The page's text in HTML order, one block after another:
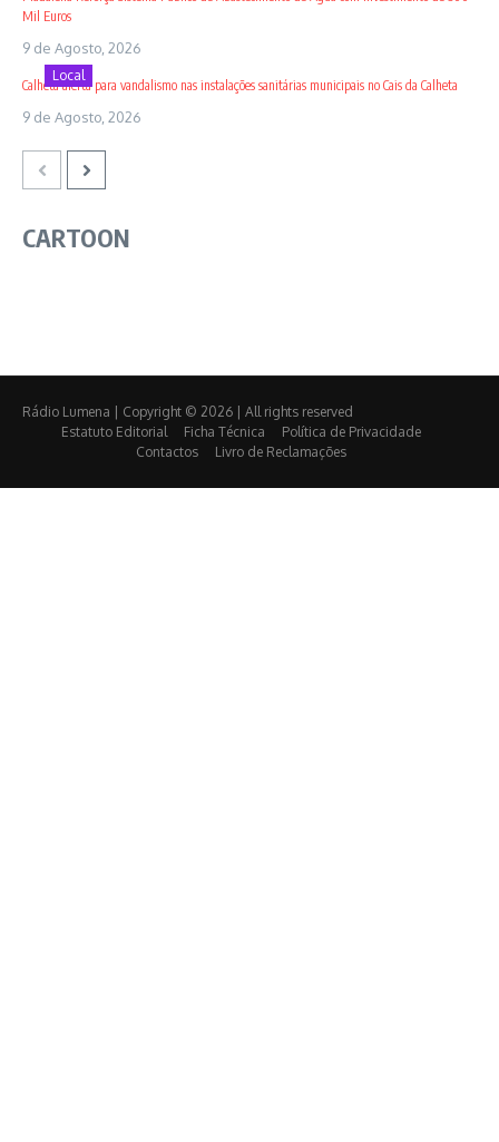
Mil Euros
9 de Agosto, 2026
Local
Calheta alerta para vandalismo nas instalações sanitárias municipais no Cais da Calheta
9 de Agosto, 2026
CARTOON
Rádio Lumena | Copyright © 2026 | All rights reserved
Estatuto Editorial
Ficha Técnica
Política de Privacidade
Contactos
Livro de Reclamações